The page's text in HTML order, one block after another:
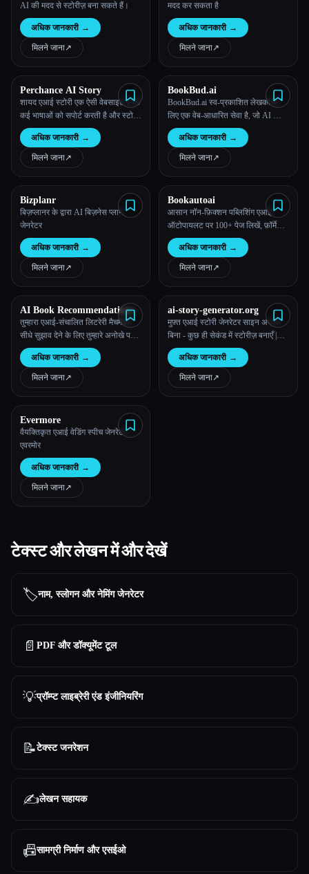
Esc
AI की मदद से स्टोरीज़ बना सकते हैं।
अधिक जानकारी →
मिलने जाना↗︎
मदद कर सकता है
अधिक जानकारी →
मिलने जाना↗︎
Perchance AI Story
शायद एआई स्टोरी एक ऐसी वेबसाइट है जो
कई भाषाओं को सपोर्ट करती है और स्टोरी
लिखना जारी रख सकती है
अधिक जानकारी →
मिलने जाना↗︎
BookBud.ai
BookBud.ai स्व-प्रकाशित लेखकों के
लिए एक वेब-आधारित सेवा है, जो AI की
मदद से फ़िक्शन और नॉन-फ़िक्शन दोनों
तरह की किताबें बनाते हैं और फिर उन्हें
ईबुक, प्रिंट बुक और ऑडियोबुक फ़ॉर्मेट में
प्रकाशित करते हैं।
अधिक जानकारी →
मिलने जाना↗︎
Bizplanr
बिज़प्लानर के द्वारा AI बिज़नेस प्लान
जेनरेटर
अधिक जानकारी →
मिलने जाना↗︎
Bookautoai
आसान नॉन-फ़िक्शन पब्लिशिंग एआई:
ऑटोपायलट पर 100+ पेज लिखें, फ़ॉर्मेट
करें
अधिक जानकारी →
मिलने जाना↗︎
AI Book Recommendations
तुम्हारा एआई-संचालित लिटरेरी मैचमेकर
सीधे सुझाव देने के लिए तुम्हारे अनोखे पठन
डीएनए का विश्लेषण करके तुम्हारी अगली
पसंदीदा किताब ढूंढता है।
अधिक जानकारी →
मिलने जाना↗︎
ai-story-generator.org
मुफ़्त एआई स्टोरी जेनरेटर साइन अप के
बिना - कुछ ही सेकंड में स्टोरीज़ बनाएँ |
2025
अधिक जानकारी →
मिलने जाना↗︎
Evermore
वैयक्तिकृत एआई वेडिंग स्पीच जेनरेटर —
एवरमोर
अधिक जानकारी →
मिलने जाना↗︎
टेक्स्ट और लेखन में और देखें
🏷️नाम, स्लोगन और नेमिंग जेनरेटर
📄 PDF और डॉक्यूमेंट टूल
💡प्रॉम्प्ट लाइब्रेरी एंड इंजीनियरिंग
📝टेक्स्ट जनरेशन
✍️लेखन सहायक
📠सामग्री निर्माण और एसईओ